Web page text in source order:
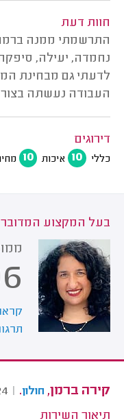
חוות דעת
התרשמתי ממנה
נחמדה, יעילה,
לדעתי גם מבחינת
העבודה נעשתה
דירוגים
כללי 10 איכות 10
בעל המקצוע המדובר
קירה ברמן, חולון.
|